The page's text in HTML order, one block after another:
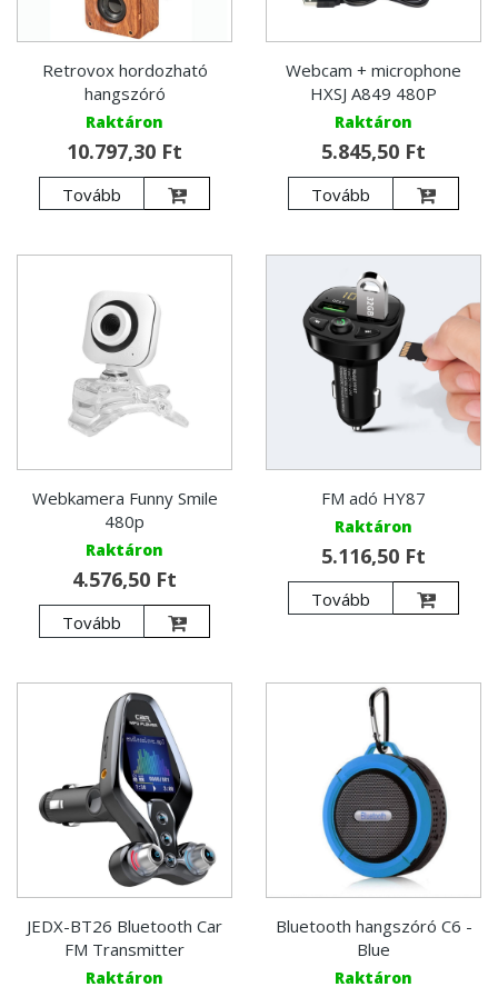
Retrovox hordozható
hangszóró
Raktáron
10.797,30 Ft
Tovább
Webcam + microphone
HXSJ A849 480P
Raktáron
5.845,50 Ft
Tovább
Webkamera Funny Smile
480p
Raktáron
4.576,50 Ft
Tovább
FM adó HY87
Raktáron
5.116,50 Ft
Tovább
JEDX-BT26 Bluetooth Car
FM Transmitter
Raktáron
Bluetooth hangszóró C6 -
Blue
Raktáron